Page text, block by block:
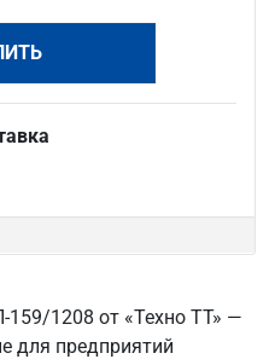
159/1208 от «Техно ТТ» —
для предприятий